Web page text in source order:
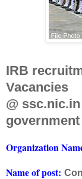
IRB
Vacancies
@
Organization
Name of post: